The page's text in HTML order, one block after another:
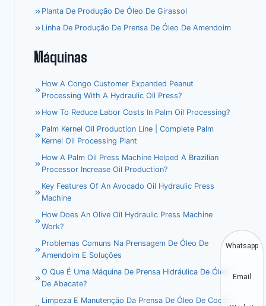
Planta De Produção De Óleo De Girassol
Linha De Produção De Prensa De Óleo De Amendoim
Máquinas
How A Congo Customer Expanded Peanut
Processing With A Hydraulic Oil Press?
How To Reduce Labor Costs In Palm Oil Processing?
Palm Kernel Oil Production Line | Complete Palm
Kernel Oil Processing Plant
How A Palm Oil Press Machine Helped A Brazilian
Processor Increase Oil Production?
Key Features Of An Avocado Oil Hydraulic Press
Machine
How Does An Olive Oil Hydraulic Press Machine
Work?
Problemas Comuns Na Prensagem De Óleo De
Amendoim E Soluções
O Que É Uma Máquina De Prensa Hidráulica De Óleo
De Abacate?
Limpeza E Manutenção Da Prensa De Óleo De Cocos
Whatsapp
Email